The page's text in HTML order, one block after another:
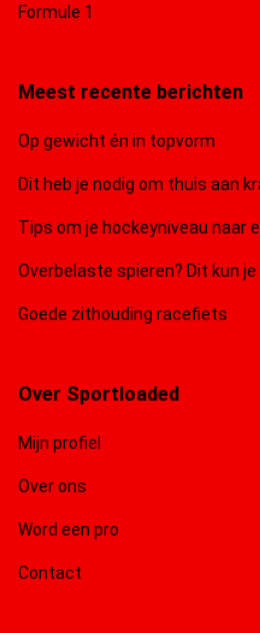
Formule 1
Meest recente berichten
Op gewicht én in topvorm
Dit heb je nodig om thuis aan
Tips om je hockeyniveau naar
Overbelaste spieren? Dit kun je
Goede zithouding racefiets
Over Sportloaded
Mijn profiel
Over ons
Word een pro
Contact